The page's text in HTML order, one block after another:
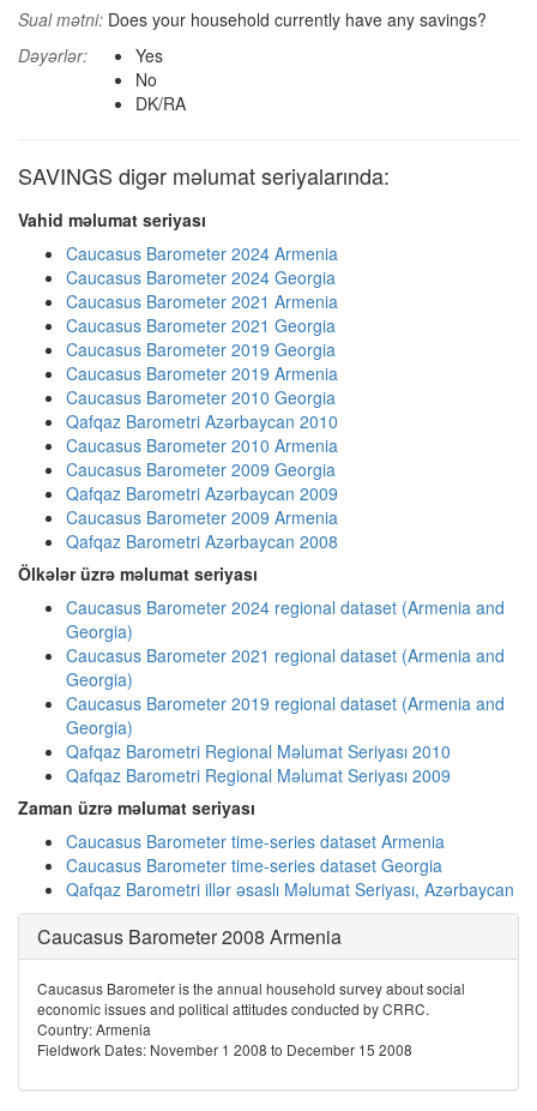
Sual mətni: Does your household currently have any savings?
Dəyərlər:
Yes
No
DK/RA
SAVINGS digər məlumat seriyalarında:
Vahid məlumat seriyası
Caucasus Barometer 2024 Armenia
Caucasus Barometer 2024 Georgia
Caucasus Barometer 2021 Armenia
Caucasus Barometer 2021 Georgia
Caucasus Barometer 2019 Georgia
Caucasus Barometer 2019 Armenia
Caucasus Barometer 2010 Georgia
Qafqaz Barometri Azərbaycan 2010
Caucasus Barometer 2010 Armenia
Caucasus Barometer 2009 Georgia
Qafqaz Barometri Azərbaycan 2009
Caucasus Barometer 2009 Armenia
Qafqaz Barometri Azərbaycan 2008
Ölkələr üzrə məlumat seriyası
Caucasus Barometer 2024 regional dataset (Armenia and
Georgia)
Caucasus Barometer 2021 regional dataset (Armenia and
Georgia)
Caucasus Barometer 2019 regional dataset (Armenia and
Georgia)
Qafqaz Barometri Regional Məlumat Seriyası 2010
Qafqaz Barometri Regional Məlumat Seriyası 2009
Zaman üzrə məlumat seriyası
Caucasus Barometer time-series dataset Armenia
Caucasus Barometer time-series dataset Georgia
Qafqaz Barometri illər əsaslı Məlumat Seriyası, Azərbaycan
Caucasus Barometer 2008 Armenia
Caucasus Barometer is the annual household survey about social
economic issues and political attitudes conducted by CRRC.
Country: Armenia
Fieldwork Dates: November 1 2008 to December 15 2008